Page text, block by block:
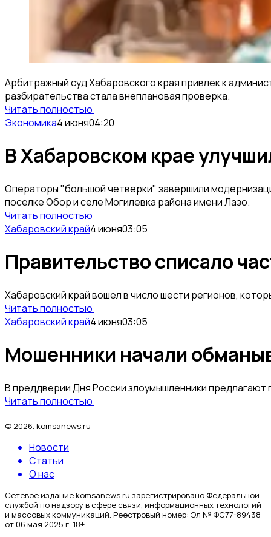
Арбитражный суд Хабаровского края привлек к
разбирательства стала внеплановая проверка.
Читать полностью
Экономика4 июня04:20
В Хабаровском крае
Операторы "большой четверки" завершили
поселке Обор и селе Могилевка района имени Лазо.
Читать полностью
Хабаровский край4 июня03:05
Правительство списало
Хабаровский край вошел в число шести регионов,
Читать полностью
Хабаровский край4 июня03:05
Мошенники начали
В преддверии Дня России злоумышленники
Читать полностью
© 2026 komsanews.ru
Новости
Статьи
О нас
Сетевое издание komsanews.ru зарегистрировано Федеральной
службой по надзору в сфере связи, информационных технологий
и массовых коммуникаций. Реестровый номер: Эл № ФС77-89438
от 06 мая 2025 г. 18+